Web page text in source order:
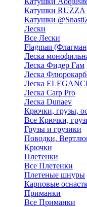
Катушки RUZZA
Катушки
Лески
Все Лески
Flagman
Леска
Леска Фидер Гам
Леска
Леска
Леска Carp Pro
Леска Dunaev
Крючки, грузы,
Все Крючки,
Грузы и грузики
Поводки,
Крючки
Плетенки
Все Плетенки
Плетеные шнуры
Карповые
Приманки
Все Приманки